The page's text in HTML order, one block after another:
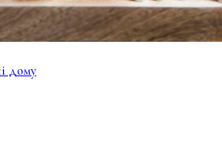
дому